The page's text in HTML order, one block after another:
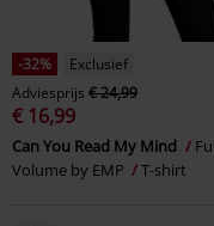
-32%
Exclusief
Adviesprijs € 24,99
€ 16,99
Can You Read My Mind
Volume by EMP
T-shirt